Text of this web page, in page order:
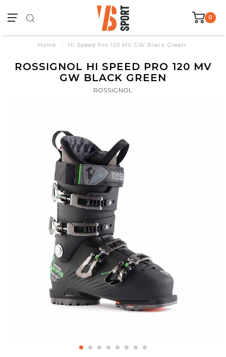
0
Home / Hi Speed Pro 120 MV GW Black Green
ROSSIGNOL HI SPEED PRO 120 MV
GW BLACK GREEN
ROSSIGNOL